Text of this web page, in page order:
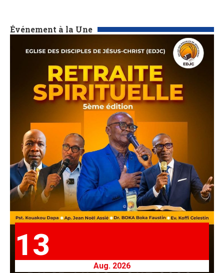
Événement à la Une
13
Aug. 2026